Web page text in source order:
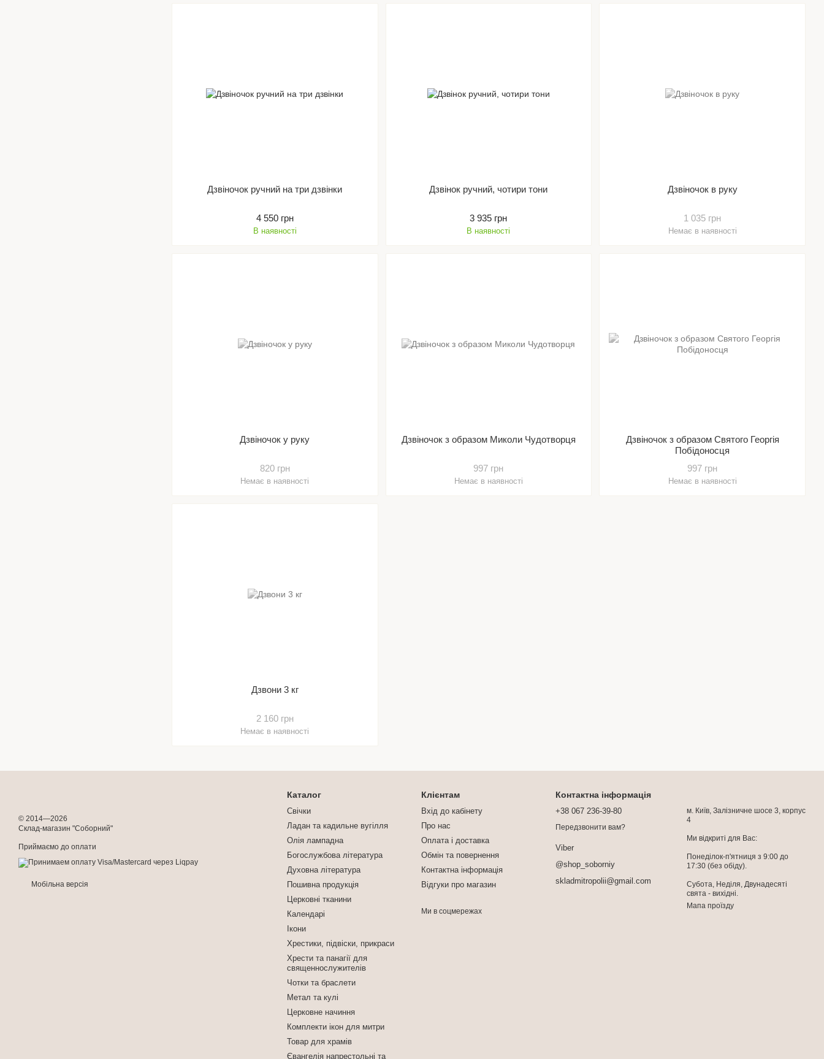
Дзвіночок ручний на три дзвінки
4 550 грн
В наявності
Дзвінок ручний, чотири тони
3 935 грн
В наявності
Дзвiночок в руку
1 035 грн
Немає в наявності
Дзвіночок у руку
820 грн
Немає в наявності
Дзвіночок з образом Миколи Чудотворця
997 грн
Немає в наявності
Дзвіночок з образом Святого Георгія
Побідоносця
997 грн
Немає в наявності
Дзвони 3 кг
2 160 грн
Немає в наявності
© 2014—2026
Склад-магазин "Соборний"
Приймаємо до оплати
Мобільна версія
Каталог
Свічки
Ладан та кадильне вугілля
Олія лампадна
Богослужбова література
Духовна література
Пошивна продукція
Церковні тканини
Календарі
Ікони
Хрестики, підвіски, прикраси
Хрести та панагії для
священнослужителів
Чотки та браслети
Метал та кулі
Церковне начиння
Комплекти ікон для митри
Товар для храмів
Євангелія напрестольні та
Клієнтам
Вхід до кабінету
Про нас
Оплата і доставка
Обмін та повернення
Контактна інформація
Відгуки про магазин
Ми в соцмережах
Контактна інформація
+38 067 236-39-80
Передзвонити вам?
Viber
@shop_soborniy
skladmitropolii@gmail.com
м. Київ, Залізничне шосе 3, корпус
4
Ми відкриті для Вас:
Понеділок-п'ятниця з 9:00 до
17:30 (без обіду).
Субота, Неділя, Двунадесяті
свята - вихідні.
Мапа проїзду